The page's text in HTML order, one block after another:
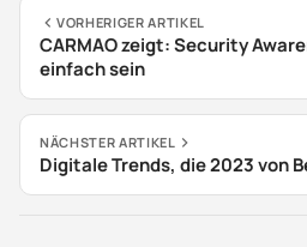
VORHERIGER ARTIKEL
CARMAO zeigt: Security
einfach sein
NÄCHSTER ARTIKEL
Digitale Trends, die 2023 von